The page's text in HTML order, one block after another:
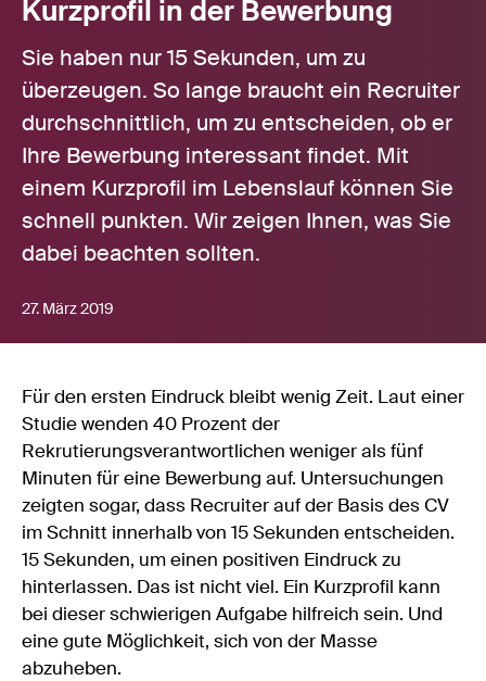
Kurzprofil in der Bewerbung
Sie haben nur 15 Sekunden, um zu
überzeugen. So lange braucht ein Recruiter
durchschnittlich, um zu entscheiden, ob er
Ihre Bewerbung interessant findet. Mit
einem Kurzprofil im Lebenslauf können Sie
schnell punkten. Wir zeigen Ihnen, was Sie
dabei beachten sollten.
27. März 2019
Für den ersten Eindruck bleibt wenig Zeit. Laut einer
Studie wenden 40 Prozent der
Rekrutierungsverantwortlichen weniger als fünf
Minuten für eine Bewerbung auf. Untersuchungen
zeigten sogar, dass Recruiter auf der Basis des CV
im Schnitt innerhalb von 15 Sekunden entscheiden.
15 Sekunden, um einen positiven Eindruck zu
hinterlassen. Das ist nicht viel. Ein Kurzprofil kann
bei dieser schwierigen Aufgabe hilfreich sein. Und
eine gute Möglichkeit, sich von der Masse
abzuheben.